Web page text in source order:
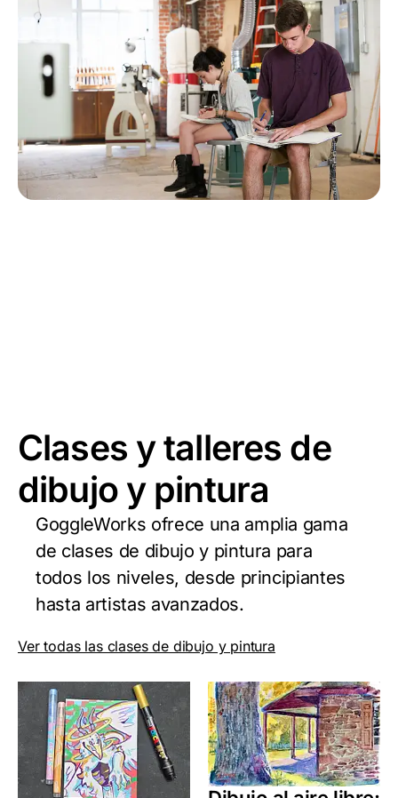
Clases y talleres de
dibujo y pintura
GoggleWorks ofrece una amplia gama
de clases de dibujo y pintura para
todos los niveles, desde principiantes
hasta artistas avanzados.
Ver todas las clases de dibujo y pintura